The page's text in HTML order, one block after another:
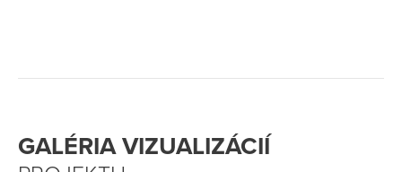
GALÉRIA VIZUALIZÁCIÍ